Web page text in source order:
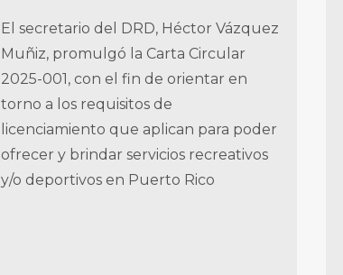
El secretario del DRD, Héctor Vázquez
Muñiz, promulgó la Carta Circular
2025-001, con el fin de orientar en
torno a los requisitos de
licenciamiento que aplican para poder
ofrecer y brindar servicios recreativos
y/o deportivos en Puerto Rico